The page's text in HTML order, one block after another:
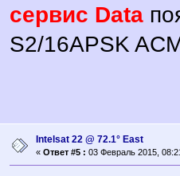
сервис Data
S2/16APSK
Intelsat 22 @ 72.1° East
« Ответ #5 : 03 Февраль 2015,